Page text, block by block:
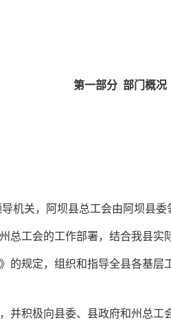
第一部分 部门概况
机关，阿坝县总工会由阿坝县
总工会的工作部署，结合我县实
的规定，组织和指导全县各基层
并积极向县委、县政府和州总工